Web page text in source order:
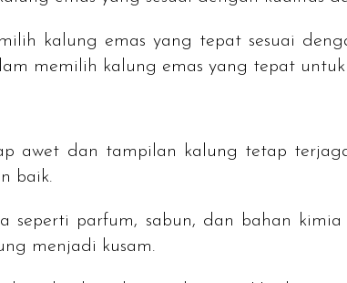
kalung emas yang tepat sesuai
memilih kalung emas yang tepat
awet dan tampilan kalung tetap
baik.
seperti parfum, sabun, dan bahan
menjadi kusam.